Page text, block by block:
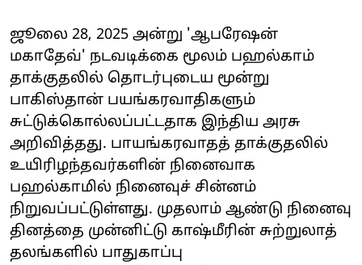
ஜூலை 28, 2025 அன்று 'ஆபரேஷன்
மகாதேவ்' நடவடிக்கை மூலம் பஹல்காம்
தாக்குதலில் தொடர்புடைய மூன்று
பாகிஸ்தான் பயங்கரவாதிகளும்
சுட்டுக்கொல்லப்பட்டதாக இந்திய அரசு
அறிவித்தது. பாயங்கரவாதத் தாக்குதலில்
உயிரிழந்தவர்களின் நினைவாக
பஹல்காமில் நினைவுச் சின்னம்
நிறுவப்பட்டுள்ளது. முதலாம் ஆண்டு நினைவு
தினத்தை முன்னிட்டு காஷ்மீரின் சுற்றுலாத்
தலங்களில் பாதுகாப்பு